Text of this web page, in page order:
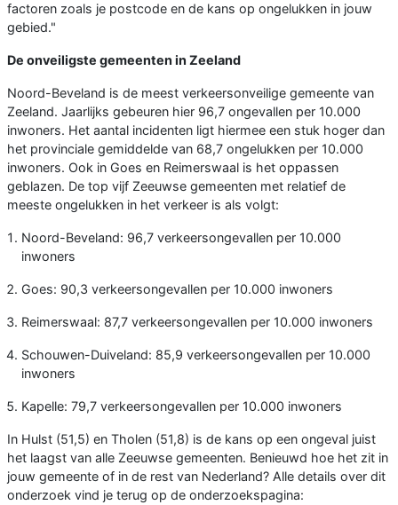
factoren zoals je postcode en de kans op ongelukken in jouw
gebied."
De onveiligste gemeenten in Zeeland
Noord-Beveland is de meest verkeersonveilige gemeente van
Zeeland. Jaarlijks gebeuren hier 96,7 ongevallen per 10.000
inwoners. Het aantal incidenten ligt hiermee een stuk hoger dan
het provinciale gemiddelde van 68,7 ongelukken per 10.000
inwoners. Ook in Goes en Reimerswaal is het oppassen
geblazen. De top vijf Zeeuwse gemeenten met relatief de
meeste ongelukken in het verkeer is als volgt:
Noord-Beveland: 96,7 verkeersongevallen per 10.000
inwoners
Goes: 90,3 verkeersongevallen per 10.000 inwoners
Reimerswaal: 87,7 verkeersongevallen per 10.000 inwoners
Schouwen-Duiveland: 85,9 verkeersongevallen per 10.000
inwoners
Kapelle: 79,7 verkeersongevallen per 10.000 inwoners
In Hulst (51,5) en Tholen (51,8) is de kans op een ongeval juist
het laagst van alle Zeeuwse gemeenten. Benieuwd hoe het zit in
jouw gemeente of in de rest van Nederland? Alle details over dit
onderzoek vind je terug op de onderzoekspagina: